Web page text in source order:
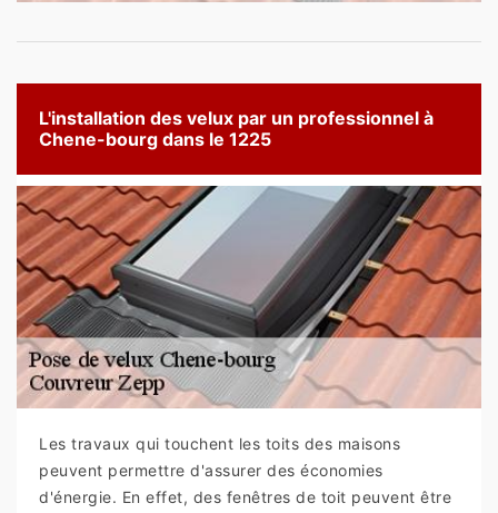
L'installation des velux par un professionnel à
Chene-bourg dans le 1225
Les travaux qui touchent les toits des maisons
peuvent permettre d'assurer des économies
d'énergie. En effet, des fenêtres de toit peuvent être